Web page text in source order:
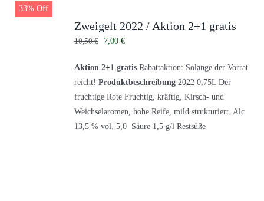
33% Off
Zweigelt 2022 / Aktion 2+1 gratis
10,50€
Ursprünglicher
war:
10,50 €
7,00 €Aktueller
ist:
7,00 €.
Aktion 2+1 gratisRabattaktion: Solange der Vorrat
reicht! Produktbeschreibung2022 0,75L Der
fruchtige Rote Fruchtig, kräftig, Kirsch- und
Weichselaromen, hohe Reife, mild strukturiert. Alc
13,5 % vol. 5,0 Säure 1,5 g/l Restsüße